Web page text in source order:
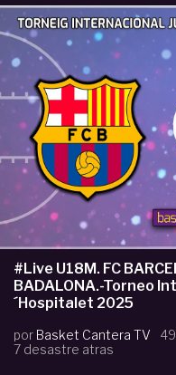
#Live U18M. FC BARCELONA vs JOVENTUT
BADALONA.-Torneo
´Hospitalet 2025
por Basket Cantera TV
7 desastre atras